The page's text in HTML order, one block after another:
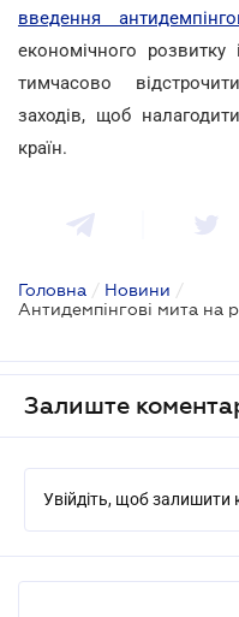
введення
економічного розвитку
тимчасово
заходів, щоб
країн.
Головна / Новини /
Антидемпінгові мита на
Залиште
Увійдіть, щоб залишити